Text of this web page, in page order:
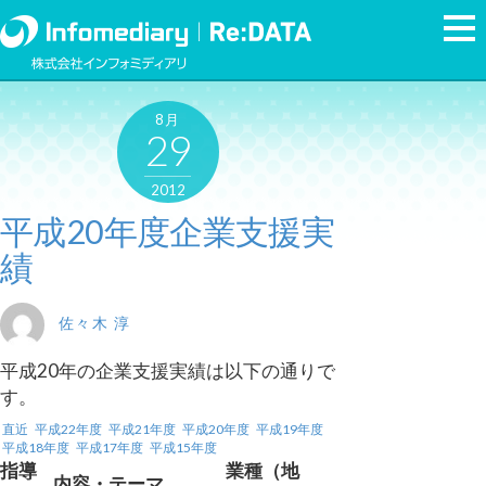
8月
29
2012
平成20年度企業支援実
績
佐々木 淳
平成20年の企業支援実績は以下の通りで
す。
直近 平成22年度 平成21年度 平成20年度 平成19年度
平成18年度 平成17年度 平成15年度
指導
業種（地